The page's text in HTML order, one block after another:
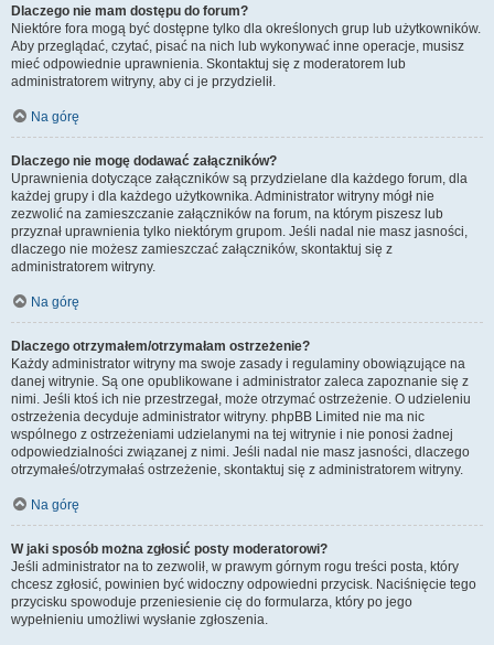
Dlaczego nie mam dostępu do forum?
Niektóre fora mogą być dostępne tylko dla określonych grup lub użytkowników.
Aby przeglądać, czytać, pisać na nich lub wykonywać inne operacje, musisz
mieć odpowiednie uprawnienia. Skontaktuj się z moderatorem lub
administratorem witryny, aby ci je przydzielił.
Na górę
Dlaczego nie mogę dodawać załączników?
Uprawnienia dotyczące załączników są przydzielane dla każdego forum, dla
każdej grupy i dla każdego użytkownika. Administrator witryny mógł nie
zezwolić na zamieszczanie załączników na forum, na którym piszesz lub
przyznał uprawnienia tylko niektórym grupom. Jeśli nadal nie masz jasności,
dlaczego nie możesz zamieszczać załączników, skontaktuj się z
administratorem witryny.
Na górę
Dlaczego otrzymałem/otrzymałam ostrzeżenie?
Każdy administrator witryny ma swoje zasady i regulaminy obowiązujące na
danej witrynie. Są one opublikowane i administrator zaleca zapoznanie się z
nimi. Jeśli ktoś ich nie przestrzegał, może otrzymać ostrzeżenie. O udzieleniu
ostrzeżenia decyduje administrator witryny. phpBB Limited nie ma nic
wspólnego z ostrzeżeniami udzielanymi na tej witrynie i nie ponosi żadnej
odpowiedzialności związanej z nimi. Jeśli nadal nie masz jasności, dlaczego
otrzymałeś/otrzymałaś ostrzeżenie, skontaktuj się z administratorem witryny.
Na górę
W jaki sposób można zgłosić posty moderatorowi?
Jeśli administrator na to zezwolił, w prawym górnym rogu treści posta, który
chcesz zgłosić, powinien być widoczny odpowiedni przycisk. Naciśnięcie tego
przycisku spowoduje przeniesienie cię do formularza, który po jego
wypełnieniu umożliwi wysłanie zgłoszenia.